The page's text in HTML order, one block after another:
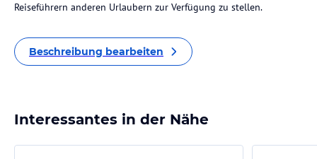
Reiseführern anderen Urlaubern zur Verfügung zu stellen.
Beschreibung bearbeiten
Interessantes in der Nähe